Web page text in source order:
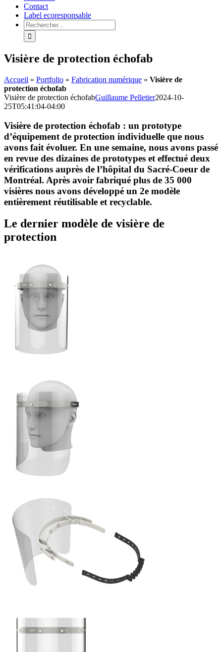
Contact
Label ecoresponsable
Rechercher:
Visière de protection échofab
Accueil » Portfolio » Fabrication numérique » Visière de
protection échofab
Visière de protection échofabGuillaume Pelletier2024-10-
25T05:41:04-04:00
Visière de protection échofab : un prototype
d’équipement de protection individuelle que nous
avons fait évoluer. En une semaine, nous avons passé
en revue des dizaines de prototypes et effectué deux
vérifications auprès de l’hôpital du Sacré-Coeur de
Montréal. Après avoir fabriqué plus de 35 000
visières nous avons développé un 2e modèle
entièrement réutilisable et recyclable.
Le dernier modèle de visière de
protection